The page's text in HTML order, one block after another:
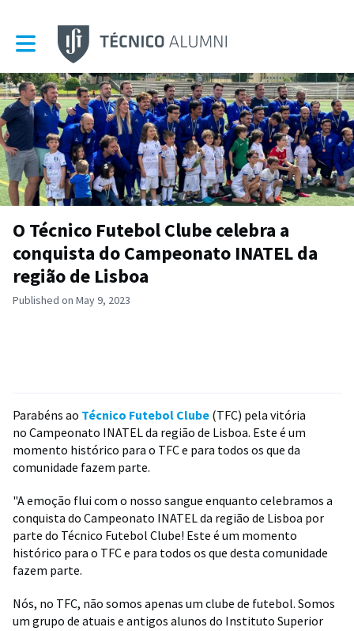
Toggle main navigation
O Técnico Futebol Clube celebra a
conquista do Campeonato INATEL da
região de Lisboa
Published on May 9, 2023
Parabéns ao Técnico Futebol Clube (TFC) pela vitória
no Campeonato INATEL da região de Lisboa. Este é um
momento histórico para o TFC e para todos os que da
comunidade fazem parte.
"A emoção flui com o nosso sangue enquanto celebramos a
conquista do Campeonato INATEL da região de Lisboa por
parte do Técnico Futebol Clube! Este é um momento
histórico para o TFC e para todos os que desta comunidade
fazem parte.
Nós, no TFC, não somos apenas um clube de futebol. Somos
um grupo de atuais e antigos alunos do Instituto Superior